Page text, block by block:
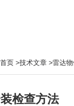
页 >技术文章 >雷达
检查方法